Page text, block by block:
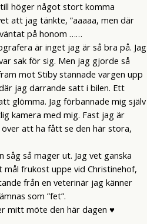
till höger något stort komma
att jag tänkte, ”aaaaa, men där
på honom ……
är inget jag är så bra på. Jag
sak för sig. Men jag gjorde så
mot Stiby stannade vargen upp
jag darrande satt i bilen. Ett
glömma. Jag förbannade mig själv
kamera med mig. Fast jag är
att ha fått se den här stora,
så mager ut. Jag vet ganska
frukost uppe vid Christinehof,
från en veterinär jag känner
som ”fet”.
mitt möte den här dagen ♥